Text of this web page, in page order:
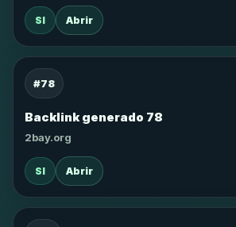
SI Abrir
#78
Backlink generado 78
2bay.org
SI Abrir